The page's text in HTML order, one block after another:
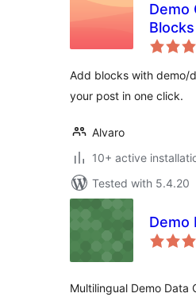
Demo
Blocks
Add blocks with demo/
your post in one click.
Alvaro
10+ active
Tested with 5.4.20
Demo
Multilingual Demo Data